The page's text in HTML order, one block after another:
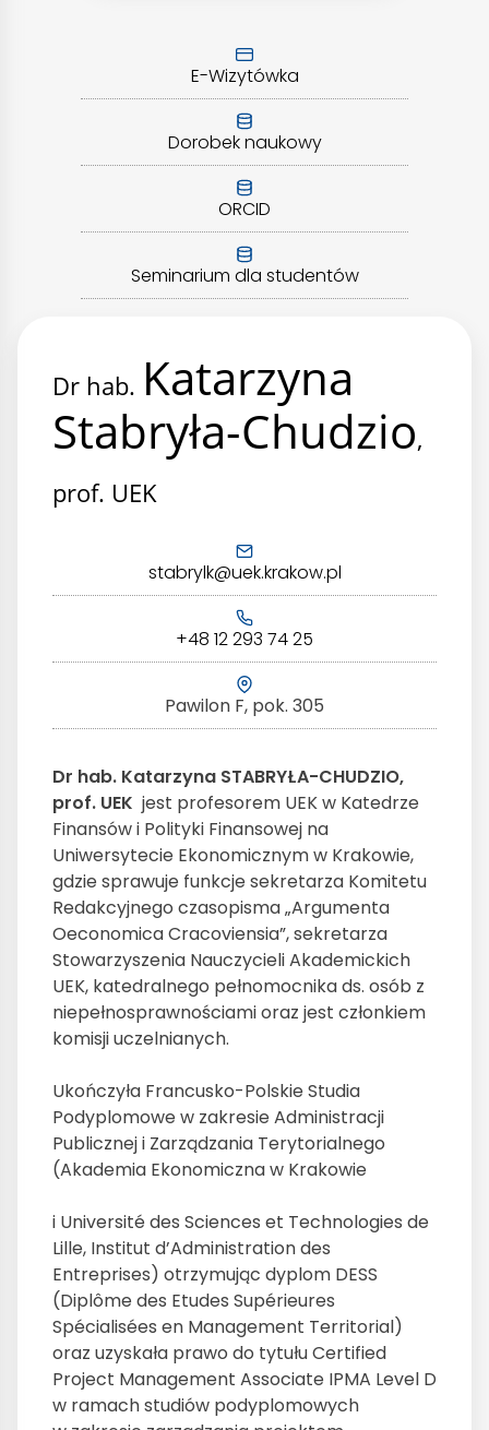
E-Wizytówka
Dorobek naukowy
ORCID
Seminarium dla studentów
Dr hab. Katarzyna
Stabryła-Chudzio,
prof. UEK
stabrylk@uek.krakow.pl
+48 12 293 74 25
Pawilon F, pok. 305
Dr hab. Katarzyna STABRYŁA-CHUDZIO,
prof. UEK jest profesorem UEK w Katedrze
Finansów i Polityki Finansowej na
Uniwersytecie Ekonomicznym w Krakowie,
gdzie sprawuje funkcje sekretarza Komitetu
Redakcyjnego czasopisma „Argumenta
Oeconomica Cracoviensia”, sekretarza
Stowarzyszenia Nauczycieli Akademickich
UEK, katedralnego pełnomocnika ds. osób z
niepełnosprawnościami oraz jest członkiem
komisji uczelnianych.
Ukończyła Francusko-Polskie Studia
Podyplomowe w zakresie Administracji
Publicznej i Zarządzania Terytorialnego
(Akademia Ekonomiczna w Krakowie
i Université des Sciences et Technologies de
Lille, Institut d’Administration des
Entreprises) otrzymując dyplom DESS
(Diplôme des Etudes Supérieures
Spécialisées en Management Territorial)
oraz uzyskała prawo do tytułu Certified
Project Management Associate IPMA Level D
w ramach studiów podyplomowych